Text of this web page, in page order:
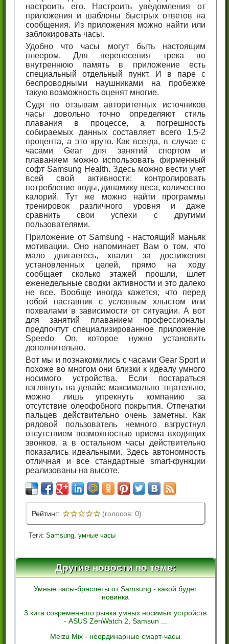
настроить его. Настроить уведомления от
приложения и шаблоны быстрых ответов на
сообщения. Из приложения можно найти или
заблокировать часы.
Удобно что часы могут быть настоящим
плеером. Для перенесения трека во
внутреннюю память в приложение есть
специальный отдельный пункт. И в паре с
беспроводными наушниками на пробежке
такую возможность оценят многие.
Судя по отзывам авторитетных источников
часы довольно точно определяют стиль
плавания в процессе, а погрешность
собираемых данных составляет всего 1,5-2
процента, а это круто. Как всегда, в случае с
часами Gear для занятий спортом и
плаванием можно использовать фирменный
софт Samsung Health. Здесь можно вести учет
всей свой активности: контролировать
потребление воды, динамику веса, количество
калорий. Тут же можно найти программы
тренировок различного уровня и даже
сравнить свои успехи с другими
пользователями.
Приложение от Samsung - настоящий маньяк
мотивации. Оно напоминает Вам о том, что
мало двигаетесь, хвалит за достижения
установленных целей, прямо на ходу
сообщает сколько этажей прошли, шлет
еженедельные сводки активности и это далеко
не все. Вообще иногда кажется, что перед
тобой наставник с условным хлыстом или
похвалами в зависимости от ситуации. А вот
для занятий плаванием профессионалы
предпочтут специализированное приложение
Speedo On, которое нужно установить
дополнительно.
Вот мы и познакомились с часами Gear Sport и
похоже во многом они близки к идеалу умного
носимого устройства. Если постараться
взглянуть на девайс максимально тщательно,
можно лишь упрекнуть компанию за
отсутствие олеофобного покрытия. Отпечатки
пальцев действительно очень заметны. Как
рядовой пользователь немного взгрустнул
отсутствием возможностью приема входящих
звонков, а в остальном часы действительно
показались идеальными. Здесь автономность
отличная и все стандартные smart-функции
реализованы на высоте.
Рейтинг: ☆☆☆☆☆(голосов: 0)
Теги:Samsung,умные часы
Другие новости по теме:
Умные часы-браслеты от Samsung - какой будет
новинка
3 кита современного рынка умных носимых устройств
- ASUS ZenWatch 2, Samsun ...
Meizu Mix - неординарные смарт-часы